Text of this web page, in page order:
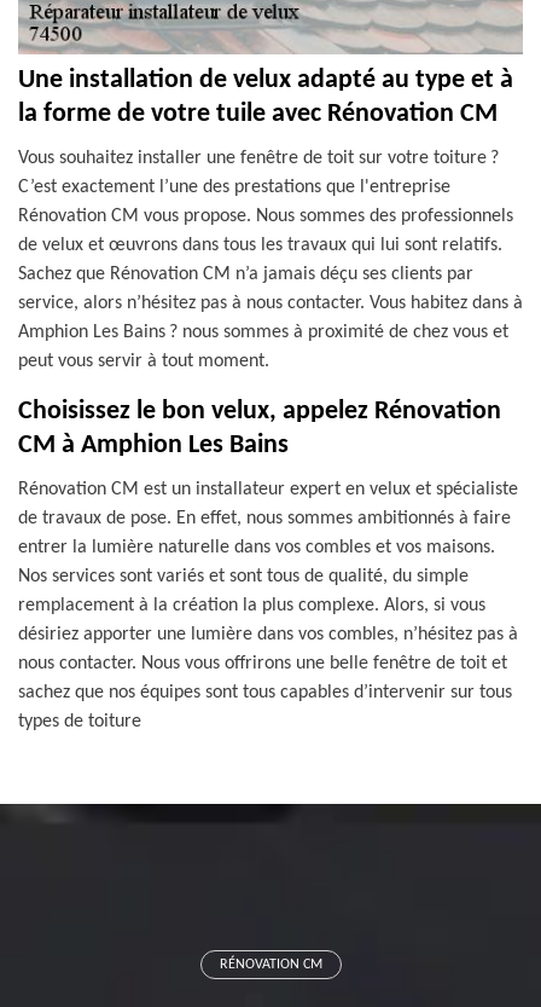
Une installation de velux adapté au type et à
la forme de votre tuile avec Rénovation CM
Vous souhaitez installer une fenêtre de toit sur votre toiture ?
C’est exactement l’une des prestations que l'entreprise
Rénovation CM vous propose. Nous sommes des professionnels
de velux et œuvrons dans tous les travaux qui lui sont relatifs.
Sachez que Rénovation CM n’a jamais déçu ses clients par
service, alors n’hésitez pas à nous contacter. Vous habitez dans à
Amphion Les Bains ? nous sommes à proximité de chez vous et
peut vous servir à tout moment.
Choisissez le bon velux, appelez Rénovation
CM à Amphion Les Bains
Rénovation CM est un installateur expert en velux et spécialiste
de travaux de pose. En effet, nous sommes ambitionnés à faire
entrer la lumière naturelle dans vos combles et vos maisons.
Nos services sont variés et sont tous de qualité, du simple
remplacement à la création la plus complexe. Alors, si vous
désiriez apporter une lumière dans vos combles, n’hésitez pas à
nous contacter. Nous vous offrirons une belle fenêtre de toit et
sachez que nos équipes sont tous capables d’intervenir sur tous
types de toiture
RÉNOVATION CM